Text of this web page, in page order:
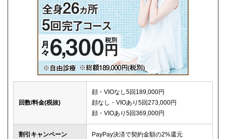
回数/料金(税抜)
顔・VIOなし5回189,000円
顔なし・VIOあり5回273,000円
顔・VIOあり5回369,000円
割引キャンペーン PayPay決済で契約金額の2%還元